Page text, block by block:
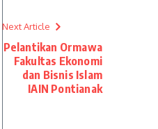
Next Article
Pelantikan Ormawa
Fakultas Ekonomi
dan Bisnis Islam
IAIN Pontianak